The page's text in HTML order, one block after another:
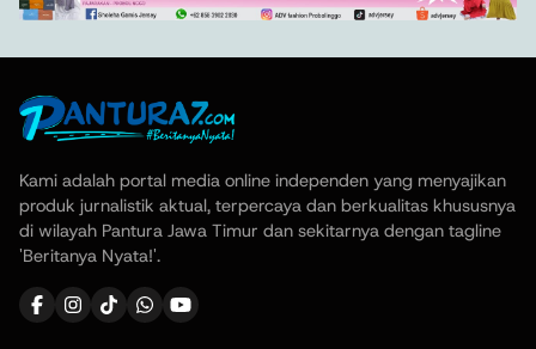
Kami adalah portal media online independen yang menyajikan
produk jurnalistik aktual, terpercaya dan berkualitas khususnya
di wilayah Pantura Jawa Timur dan sekitarnya dengan tagline
'Beritanya Nyata!'.